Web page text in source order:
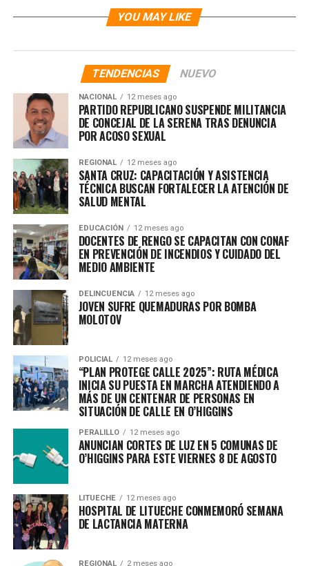
YOU MAY LIKE
TENDENCIAS NUEVO
NACIONAL 12 meses ago
PARTIDO REPUBLICANO SUSPENDE MILITANCIA
DE CONCEJAL DE LA SERENA TRAS DENUNCIA
POR ACOSO SEXUAL
REGIONAL 12 meses ago
SANTA CRUZ: CAPACITACIÓN Y ASISTENCIA
TÉCNICA BUSCAN FORTALECER LA ATENCIÓN DE
SALUD MENTAL
EDUCACIÓN 12 meses ago
DOCENTES DE RENGO SE CAPACITAN CON CONAF
EN PREVENCIÓN DE INCENDIOS Y CUIDADO DEL
MEDIO AMBIENTE
DELINCUENCIA 12 meses ago
JOVEN SUFRE QUEMADURAS POR BOMBA
MOLOTOV
POLICIAL 12 meses ago
“PLAN PROTEGE CALLE 2025”: RUTA MÉDICA
INICIA SU PUESTA EN MARCHA ATENDIENDO A
MÁS DE UN CENTENAR DE PERSONAS EN
SITUACIÓN DE CALLE EN O’HIGGINS
PERALILLO 12 meses ago
ANUNCIAN CORTES DE LUZ EN 5 COMUNAS DE
O’HIGGINS PARA ESTE VIERNES 8 DE AGOSTO
LITUECHE 12 meses ago
HOSPITAL DE LITUECHE CONMEMORÓ SEMANA
DE LACTANCIA MATERNA
REGIONAL 2 meses ago